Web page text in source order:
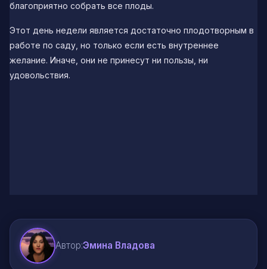
благоприятно собрать все плоды.
Этот день недели является достаточно плодотворным в
работе по саду, но только если есть внутреннее
желание. Иначе, они не принесут ни пользы, ни
удовольствия.
Автор:Эмина Владова